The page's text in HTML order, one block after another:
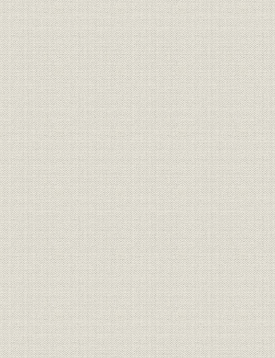
1. マリノニ輪転機を導入
2. 合資会社に改組、首脳交代
3. 日露戦争と本紙
4. 株式会社となる
5. 明治天皇崩御
第2章 興隆期を迎える 大正
第1節 大正初期の本紙
1. 諒闇不況を切り抜ける
2. 大正初期の紙面から
3. 紙面改良、広告料金改定
第2節 第1次世界大戦と本紙
1. 大戦報道と社長の交代
2. 大戦景気で社業好転
3. 戦後経営、中外の黄金時代